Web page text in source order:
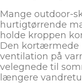
Mange outdoor-
hurtigtørrende
holde kroppen
Den kortærmede
ventilation på
velegnede til
længere